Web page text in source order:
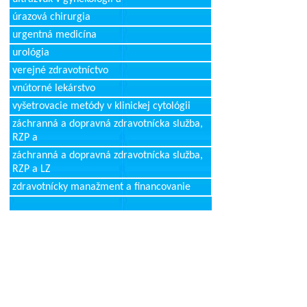
úrazová chirurgia
urgentná medicína
urológia
verejné zdravotníctvo
vnútorné lekárstvo
vyšetrovacie metódy v klinickej cytológii
záchranná a dopravná zdravotnícka služba,
RZP a
záchranná a dopravná zdravotnícka služba,
RZP a LZ
zdravotnícky manažment a financovanie